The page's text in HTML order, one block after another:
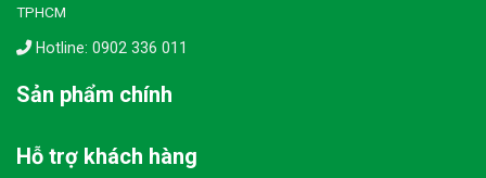
TPHCM
Hotline: 0902 336 011
Sản phẩm chính
Hỗ trợ khách hàng